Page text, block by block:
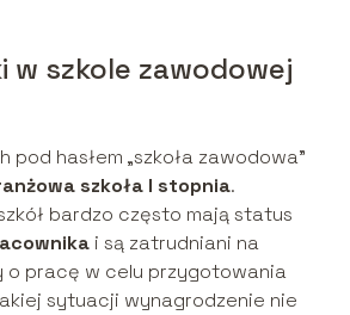
w szkole zawodowej
pod hasłem „szkoła zawodowa”
szkoła I stopnia.
bardzo często mają status
i są zatrudniani na
o pracę w celu przygotowania
sytuacji wynagrodzenie nie